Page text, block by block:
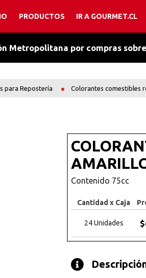
PRODUCTOS IR A GOURMET.CL
Metropolitana por compras
para Repostería Colorantes comestibles
Contenido 75cc
Cantidad x Caja
24 Unidades $
Descripción
chocolate
esencia vainilla